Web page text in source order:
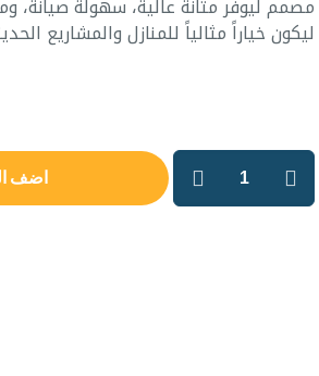
مصمم ليوفر متانة عالية، سهولة
ليكون خياراً مثالياً للمنازل والمشاريع
كمية
مرحاض
معلق
اضف